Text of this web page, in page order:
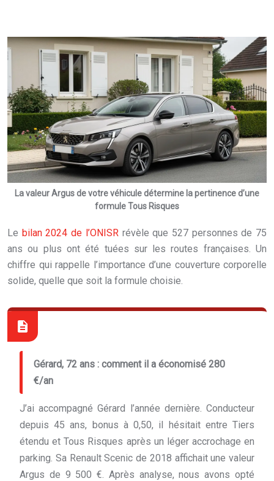
La valeur Argus de votre véhicule détermine la pertinence d’une
formule Tous Risques
Le bilan 2024 de l’ONISRrévèle que 527 personnes de 75
ans ou plus ont été tuées sur les routes françaises. Un
chiffre qui rappelle l’importance d’une couverture corporelle
solide, quelle que soit la formule choisie.
Gérard, 72 ans : comment il a économisé 280
€/an
J’ai accompagné Gérard l’année dernière. Conducteur
depuis 45 ans, bonus à 0,50, il hésitait entre Tiers
étendu et Tous Risques après un léger accrochage en
parking. Sa Renault Scenic de 2018 affichait une valeur
Argus de 9 500 €. Après analyse, nous avons opté